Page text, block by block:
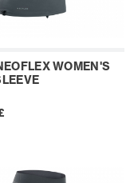
WOMEN'S